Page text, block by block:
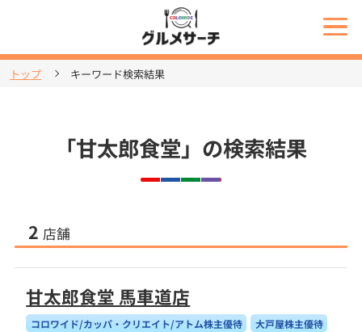
トップ キーワード検索結果
「甘太郎食堂」の検索結果
2 店舗
甘太郎食堂 馬車道店
コロワイド/カッパ・クリエイト/アトム株主優待 大戸屋株主優待